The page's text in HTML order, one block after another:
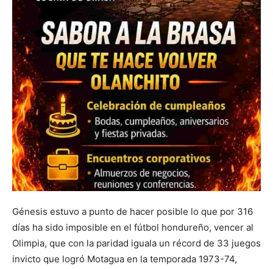
Génesis estuvo a punto de hacer posible lo que por 316
días ha sido imposible en el fútbol hondureño, vencer al
Olimpia, que con la paridad iguala un récord de 33 juegos
invicto que logró Motagua en la temporada 1973-74,